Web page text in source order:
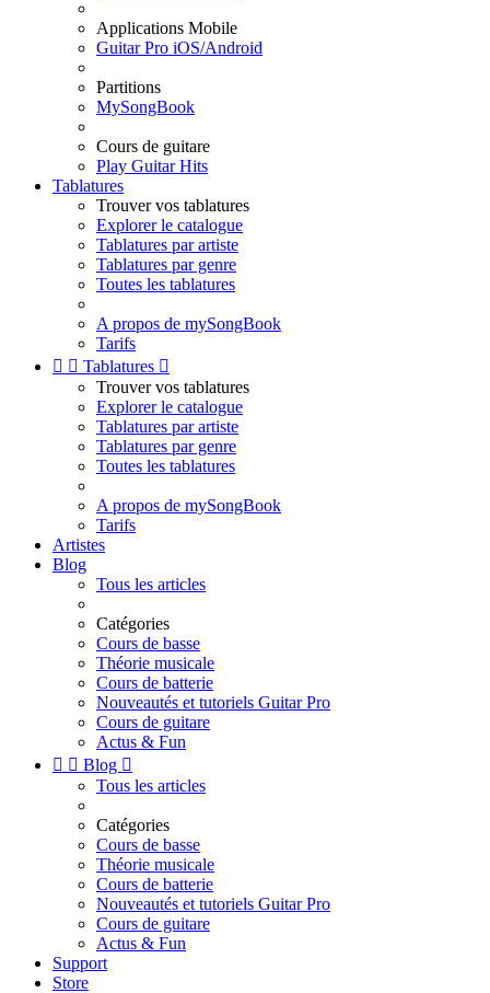
Applications Mobile
Guitar Pro iOS/Android
Partitions
MySongBook
Cours de guitare
Play Guitar Hits
Tablatures
Trouver vos tablatures
Explorer le catalogue
Tablatures par artiste
Tablatures par genre
Toutes les tablatures
A propos de mySongBook
Tarifs
  Tablatures 
Trouver vos tablatures
Explorer le catalogue
Tablatures par artiste
Tablatures par genre
Toutes les tablatures
A propos de mySongBook
Tarifs
Artistes
Blog
Tous les articles
Catégories
Cours de basse
Théorie musicale
Cours de batterie
Nouveautés et tutoriels Guitar Pro
Cours de guitare
Actus & Fun
  Blog 
Tous les articles
Catégories
Cours de basse
Théorie musicale
Cours de batterie
Nouveautés et tutoriels Guitar Pro
Cours de guitare
Actus & Fun
Support
Store